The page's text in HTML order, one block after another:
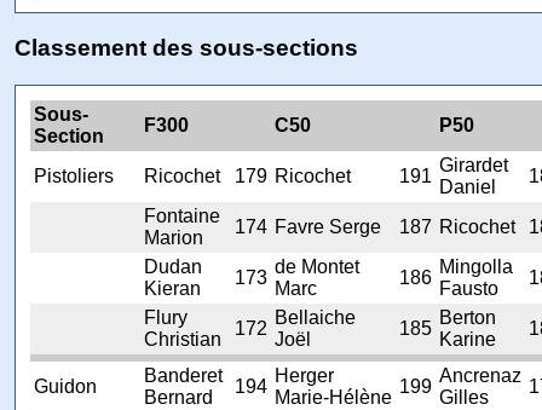
Classement des sous-sections
Sous-
Section
F300 C50 P50
Pistoliers Ricochet 179 Ricochet 191
Girardet
Daniel
Fontaine
Marion
174 Favre Serge 187 Ricochet
Dudan
Kieran
173
de Montet
Marc
186
Mingolla
Fausto
Flury
Christian
172
Bellaiche
Joël
185
Berton
Karine
Guidon
Banderet
Bernard
194
Herger
Marie-Hélène
199
Ancrenaz
Gilles